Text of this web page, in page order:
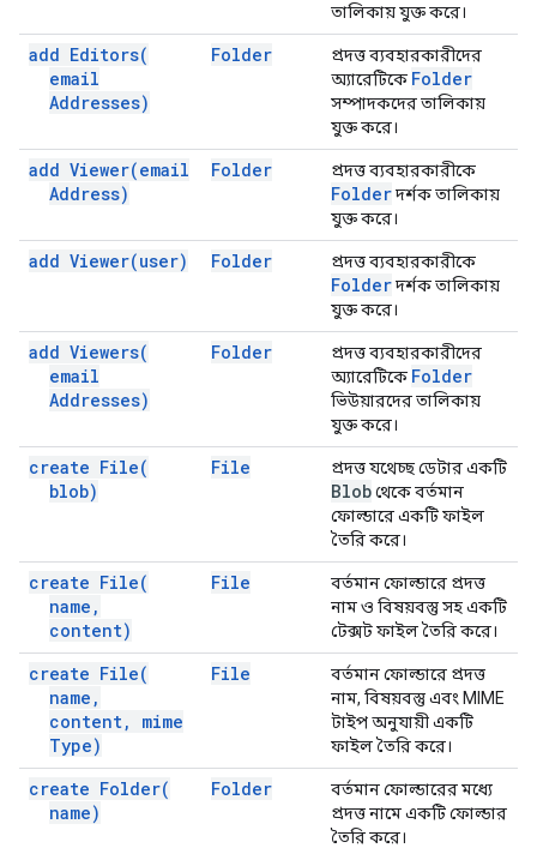
তালিকায় যুক্ত করে।
add Editors(
email
Addresses)
Folder
প্রদত্ত ব্যবহারকারীদের
অ্যারেটিকে Folder
সম্পাদকদের তালিকায়
যুক্ত করে।
add Viewer(email
Address)
Folder প্রদত্ত ব্যবহারকারীকে
Folderদর্শক তালিকায়
যুক্ত করে।
add Viewer(user) Folder প্রদত্ত ব্যবহারকারীকে
Folderদর্শক তালিকায়
যুক্ত করে।
add Viewers(
email
Addresses)
Folder
প্রদত্ত ব্যবহারকারীদের
অ্যারেটিকে Folder
ভিউয়ারদের তালিকায়
যুক্ত করে।
create File(
blob)
File প্রদত্ত যথেচ্ছ ডেটার একটি
Blobথেকে বর্তমান
ফোল্ডারে একটি ফাইল
তৈরি করে।
create File(
name ,
content)
File
বর্তমান ফোল্ডারে প্রদত্ত
নাম ও বিষয়বস্তু সহ একটি
টেক্সট ফাইল তৈরি করে।
create File(
name ,
content,
mime
Type)
File
বর্তমান ফোল্ডারে প্রদত্ত
নাম, বিষয়বস্তু এবং MIME
টাইপ অনুযায়ী একটি
ফাইল তৈরি করে।
create Folder(
name)
Folder
বর্তমান ফোল্ডারের মধ্যে
প্রদত্ত নামে একটি ফোল্ডার
তৈরি করে।